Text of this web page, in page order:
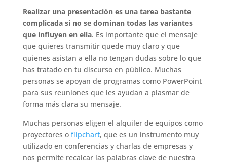
Realizar una presentación es una tarea bastante
complicada si no se dominan todas las variantes
que influyen en ella. Es importante que el mensaje
que quieres transmitir quede muy claro y que
quienes asistan a ella no tengan dudas sobre lo que
has tratado en tu discurso en público. Muchas
personas se apoyan de programas como PowerPoint
para sus reuniones que les ayudan a plasmar de
forma más clara su mensaje.
Muchas personas eligen el alquiler de equipos como
proyectores o flipchart, que es un instrumento muy
utilizado en conferencias y charlas de empresas y
nos permite recalcar las palabras clave de nuestra